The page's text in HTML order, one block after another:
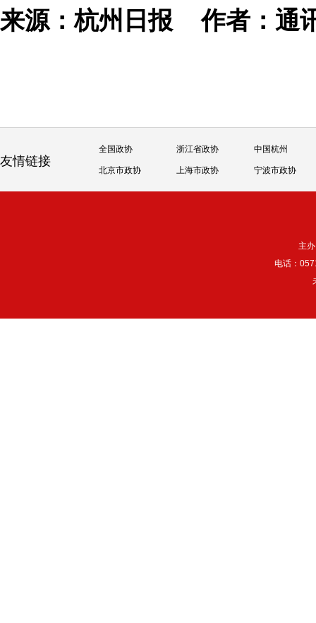
来源：杭州日报作者：通
友情链接
全国政协 浙江省政协 中国杭州
北京市政协 上海市政协 宁波市政协
主
电话：